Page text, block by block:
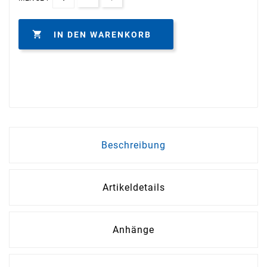
 IN DEN WARENKORB
Beschreibung
Artikeldetails
Anhänge